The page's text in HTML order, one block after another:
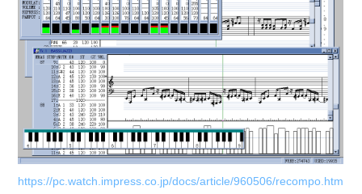
https://pc.watch.impress.co.jp/docs/article/960506/recompo.htm